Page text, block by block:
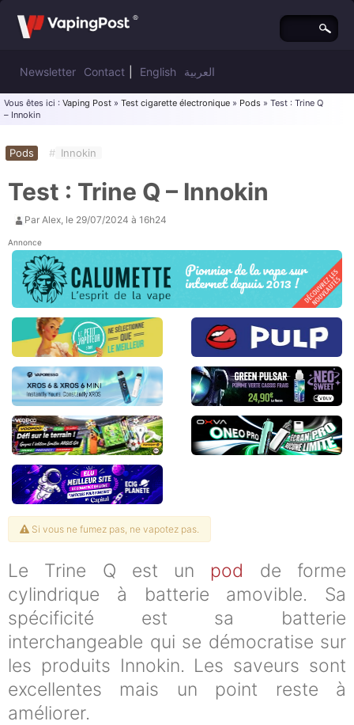
Newsletter Contact English العربية
Vous êtes ici : Vaping Post » Test cigarette électronique » Pods » Test : Trine Q
– Innokin
Test : Trine Q – Innokin
Pods # Innokin
Par Alex, le 29/07/2024 à 16h24
Annonce
Si vous ne fumez pas, ne vapotez pas.
Le Trine Q est un pod de forme
cylindrique à batterie amovible. Sa
spécificité est sa batterie
interchangeable qui se démocratise sur
les produits Innokin. Les saveurs sont
excellentes mais un point reste à
améliorer.